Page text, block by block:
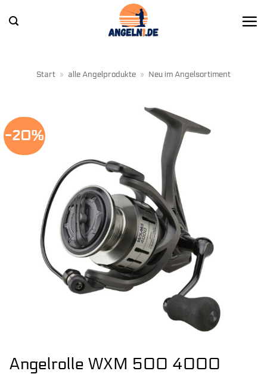
Inhalt
Start » alle Angelprodukte » Neu im Angelsortiment
-20%
Angelrolle WXM 500 4000